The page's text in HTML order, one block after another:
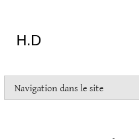
H.D
Navigation dans le site